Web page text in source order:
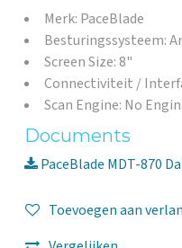
Merk: PaceBlade
Besturingssysteem:
Screen Size: 8"
Connectiviteit /
Scan Engine: No
Documents
PaceBlade MDT-870
Toevoegen aan